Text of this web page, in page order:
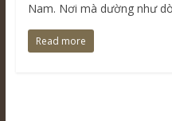
Nam. Nơi mà dường như
Read more